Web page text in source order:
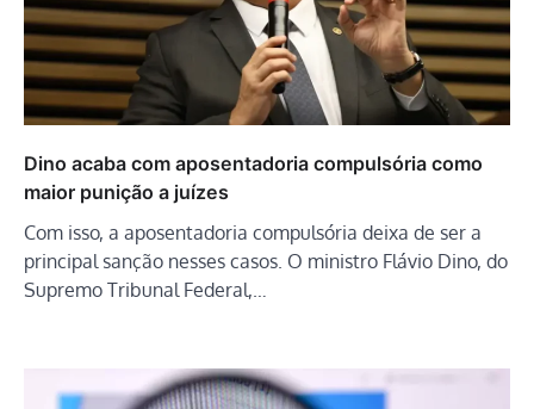
Dino acaba com aposentadoria compulsória como
maior punição a juízes
Com isso, a aposentadoria compulsória deixa de ser a
principal sanção nesses casos. O ministro Flávio Dino, do
Supremo Tribunal Federal,…